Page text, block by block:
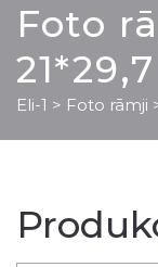
Foto
Eli-1 > Foto rāmji